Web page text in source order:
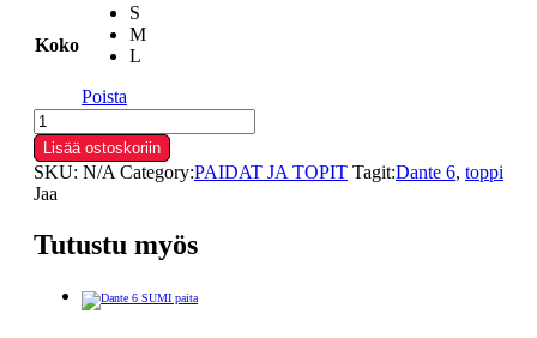
Koko
S
M
L
Poista
Dante
6
NIEVES
toppi
määrä
Lisää ostoskoriin
SKU: N/A Category:PAIDAT JA TOPIT Tagit:Dante 6, toppi
Jaa
Tutustu myös